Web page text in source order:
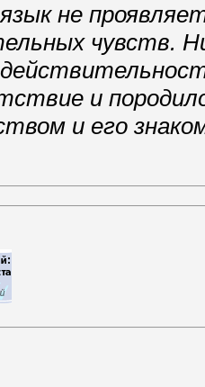
не
чувств.
и
и его